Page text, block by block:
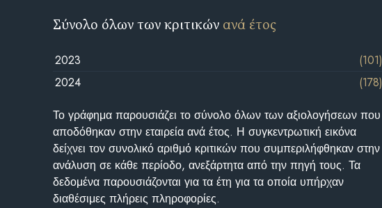
Σύνολο όλων των κριτικών ανά έτος
2023
(101)
2024
(178)
Το γράφημα παρουσιάζει το σύνολο όλων των αξιολογήσεων που
αποδόθηκαν στην εταιρεία ανά έτος. Η συγκεντρωτική εικόνα
δείχνει τον συνολικό αριθμό κριτικών που συμπεριλήφθηκαν στην
ανάλυση σε κάθε περίοδο, ανεξάρτητα από την πηγή τους. Τα
δεδομένα παρουσιάζονται για τα έτη για τα οποία υπήρχαν
διαθέσιμες πλήρεις πληροφορίες.